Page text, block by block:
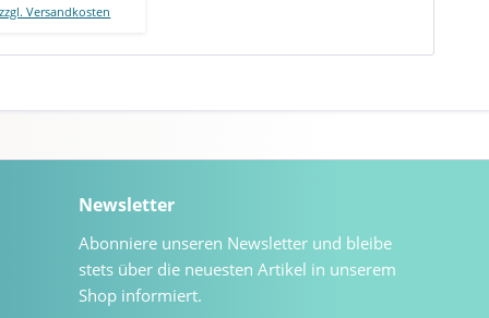
zzgl. Versandkosten
Newsletter
Abonniere unseren Newsletter und bleibe
stets über die neuesten Artikel in unserem
Shop informiert.